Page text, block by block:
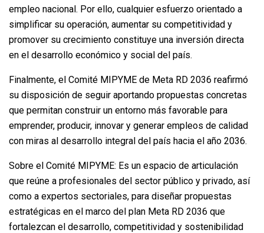
empleo nacional. Por ello, cualquier esfuerzo orientado a
simplificar su operación, aumentar su competitividad y
promover su crecimiento constituye una inversión directa
en el desarrollo económico y social del país.
Finalmente, el Comité MIPYME de Meta RD 2036 reafirmó
su disposición de seguir aportando propuestas concretas
que permitan construir un entorno más favorable para
emprender, producir, innovar y generar empleos de calidad
con miras al desarrollo integral del país hacia el año 2036.
Sobre el Comité MIPYME: Es un espacio de articulación
que reúne a profesionales del sector público y privado, así
como a expertos sectoriales, para diseñar propuestas
estratégicas en el marco del plan Meta RD 2036 que
fortalezcan el desarrollo, competitividad y sostenibilidad